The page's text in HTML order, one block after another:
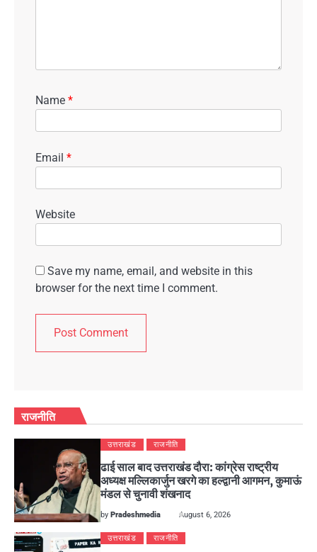
Name *
Email *
Website
Save my name, email, and website in this
browser for the next time I comment.
राजनीति
उत्तराखंड राजनीति
ढाई साल बाद उत्तराखंड दौरा: कांग्रेस राष्ट्रीय
अध्यक्ष मल्लिकार्जुन खरगे का हल्द्वानी आगमन, कुमाऊं
मंडल से चुनावी शंखनाद
byPradeshmedia August 6, 2026
उत्तराखंड राजनीति